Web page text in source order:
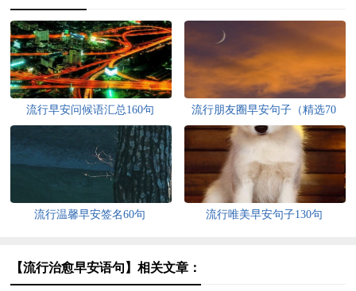
流行早安问候语汇总160句
流行朋友圈早安句子（精选70
句）
流行温馨早安签名60句 流行唯美早安句子130句
【流行治愈早安语句】相关文章：